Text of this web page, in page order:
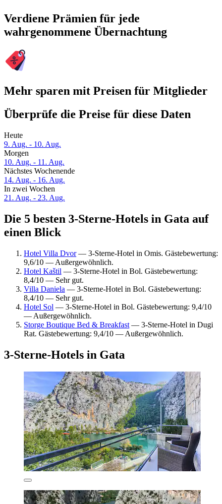
Verdiene Prämien für jede
wahrgenommene Übernachtung
Mehr sparen mit Preisen für Mitglieder
Überprüfe die Preise für diese Daten
Heute
9. Aug. - 10. Aug.
Morgen
10. Aug. - 11. Aug.
Nächstes Wochenende
14. Aug. - 16. Aug.
In zwei Wochen
21. Aug. - 23. Aug.
Die 5 besten 3-Sterne-Hotels in Gata auf
einen Blick
Hotel Villa Dvor— 3-Sterne-Hotel in Omis. Gästebewertung:
9,6/10 — Außergewöhnlich.
Hotel Kaštil — 3-Sterne-Hotel in Bol. Gästebewertung:
8,4/10 — Sehr gut.
Villa Daniela — 3-Sterne-Hotel in Bol. Gästebewertung:
8,4/10 — Sehr gut.
Hotel Sol — 3-Sterne-Hotel in Bol. Gästebewertung: 9,4/10
— Außergewöhnlich.
Storge Boutique Bed & Breakfast — 3-Sterne-Hotel in Dugi
Rat. Gästebewertung: 9,4/10 — Außergewöhnlich.
3-Sterne-Hotels in Gata